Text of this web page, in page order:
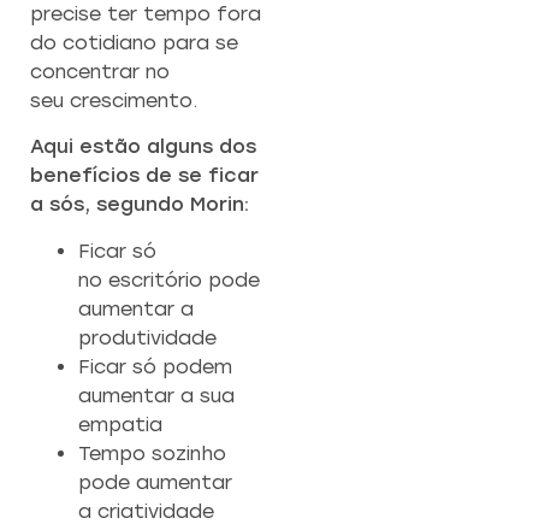
precise ter tempo fora
do cotidiano para se
concentrar no
seu crescimento.
Aqui estão alguns dos
benefícios de se ficar
a sós, segundo Morin:
Ficar só
no escritório pode
aumentar a
produtividade
Ficar só podem
aumentar a sua
empatia
Tempo sozinho
pode aumentar
a criatividade